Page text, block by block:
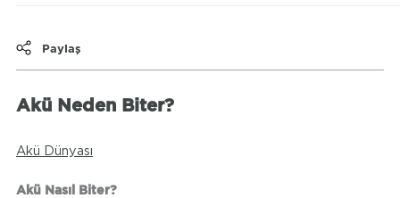
Paylaş
Akü Neden Biter?
Akü Dünyası
Akü Nasıl Biter?